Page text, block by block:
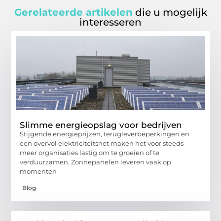
Gerelateerde artikelen die u mogelijk
interesseren
Slimme energieopslag voor bedrijven
Stijgende energieprijzen, terugleverbeperkingen en
een overvol elektriciteitsnet maken het voor steeds
meer organisaties lastig om te groeien of te
verduurzamen. Zonnepanelen leveren vaak op
momenten
Blog